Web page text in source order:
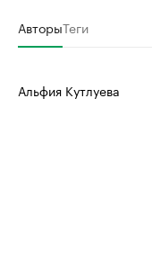
АвторыТеги
Альфия Кутлуева